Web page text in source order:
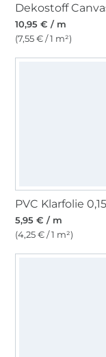
10,95 € / m
(7,55 € / 1 m²)
5,95 € / m
(4,25 € / 1 m²)